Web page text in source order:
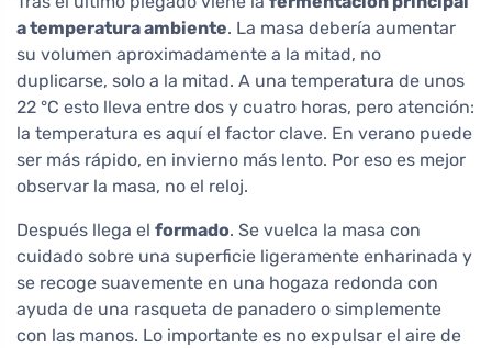
a temperatura ambiente. La masa debería aumentar
su volumen aproximadamente a la mitad, no
duplicarse, solo a la mitad. A una temperatura de unos
22 °C esto lleva entre dos y cuatro horas, pero atención:
la temperatura es aquí el factor clave. En verano puede
ser más rápido, en invierno más lento. Por eso es mejor
observar la masa, no el reloj.
Después llega el formado. Se vuelca la masa con
cuidado sobre una superficie ligeramente enharinada y
se recoge suavemente en una hogaza redonda con
ayuda de una rasqueta de panadero o simplemente
con las manos. Lo importante es no expulsar el aire de